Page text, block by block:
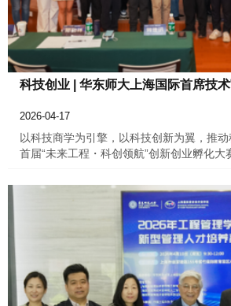
科技创业 | 华东师大上海国际首席技
2026-04-17
以科技商学为引擎，以科技创新为翼，推
首届“未来工程・科创领航”创新创业孵化
最终这8支优质创业团队脱颖而出，站上了
旅数字生态等前沿赛道，以“8分钟路演+8